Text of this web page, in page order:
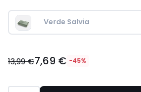
Verde Salvia
€
13,99 €7,69 € -45%